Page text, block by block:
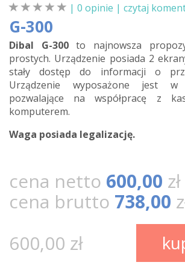
| 0 opinie | czytaj
G-300
Dibal G-300to najnowsza
prostych. Urządzenie posiada 2
stały dostęp do informacji o
Urządzenie wyposażone jest w
pozwalające na współpracę z
komputerem.
Waga posiada legalizację.
cena netto 600,00 zł
cena brutto 738,00
600,00 zł